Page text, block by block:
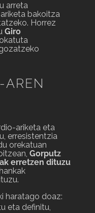
arreta
bakoitza
Horrez
Giro
AREN
ariketa eta
erresistentzia
orekatuan
Gorputz
erretzen dituzu
haratago doaz:
eta definitu,